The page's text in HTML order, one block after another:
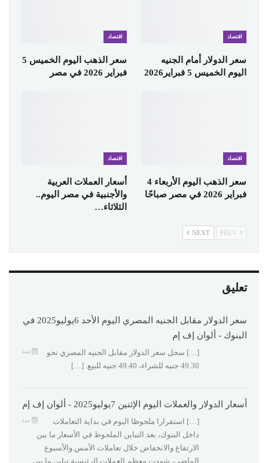
اقتصاد
سعر الدولار أمام الجنيه
اليوم الخميس 5 فبراير2026
اقتصاد
سعر الذهب اليوم الخميس 5
فبراير 2026 في مصر
اقتصاد
سعر الذهب اليوم الأربعاء 4
فبراير 2026 في مصر صباحًا
اقتصاد
أسعار العملات العربية
والأجنبية في مصر اليوم..
الثلاثاء…
NEXT
تعليق
سعر الدولار مقابل الجنيه المصري اليوم الأحد 6يوليو2025 في
البنوك - ألوان إف إم
منذ
[…] سجل سعر الدولار مقابل الجنيه المصري نحو
49.30 جنيه للشراء، 49.40 جنيه للبيع. […]
أسعار الدولار والعملات اليوم الإثنين 7يوليو2025 - ألوان إف إم
منذ
[…] استقرارا ملحوظا اليوم في بداية التعاملات
داخل البنوك، بعد التباين الملحوظ في الأسعار ما بين
الارتفاع والانخفاض خلال تعاملات الأمس.والأسبوع
الماضي، شهدت معظم العملات الرئيسية تباين ما بين